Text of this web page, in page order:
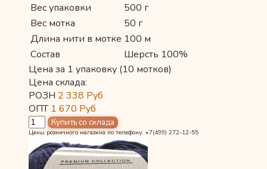
Вес упаковки
500 г
Вес мотка
50 г
Длина нити в мотке 100 м
Состав
Шерсть 100%
Цена за 1 упаковку (10 мотков)
Цена склада:
РОЗН 2 338 Руб
ОПТ 1 670 Руб
Цены розничного магазина по телефону: +7(499) 272-12-55